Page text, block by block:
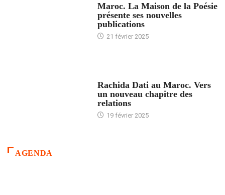
Maroc. La Maison de la Poésie
présente ses nouvelles
publications
21 février 2025
Rachida Dati au Maroc. Vers
un nouveau chapitre des
relations
19 février 2025
AGENDA